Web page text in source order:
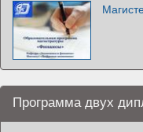
Программа двух